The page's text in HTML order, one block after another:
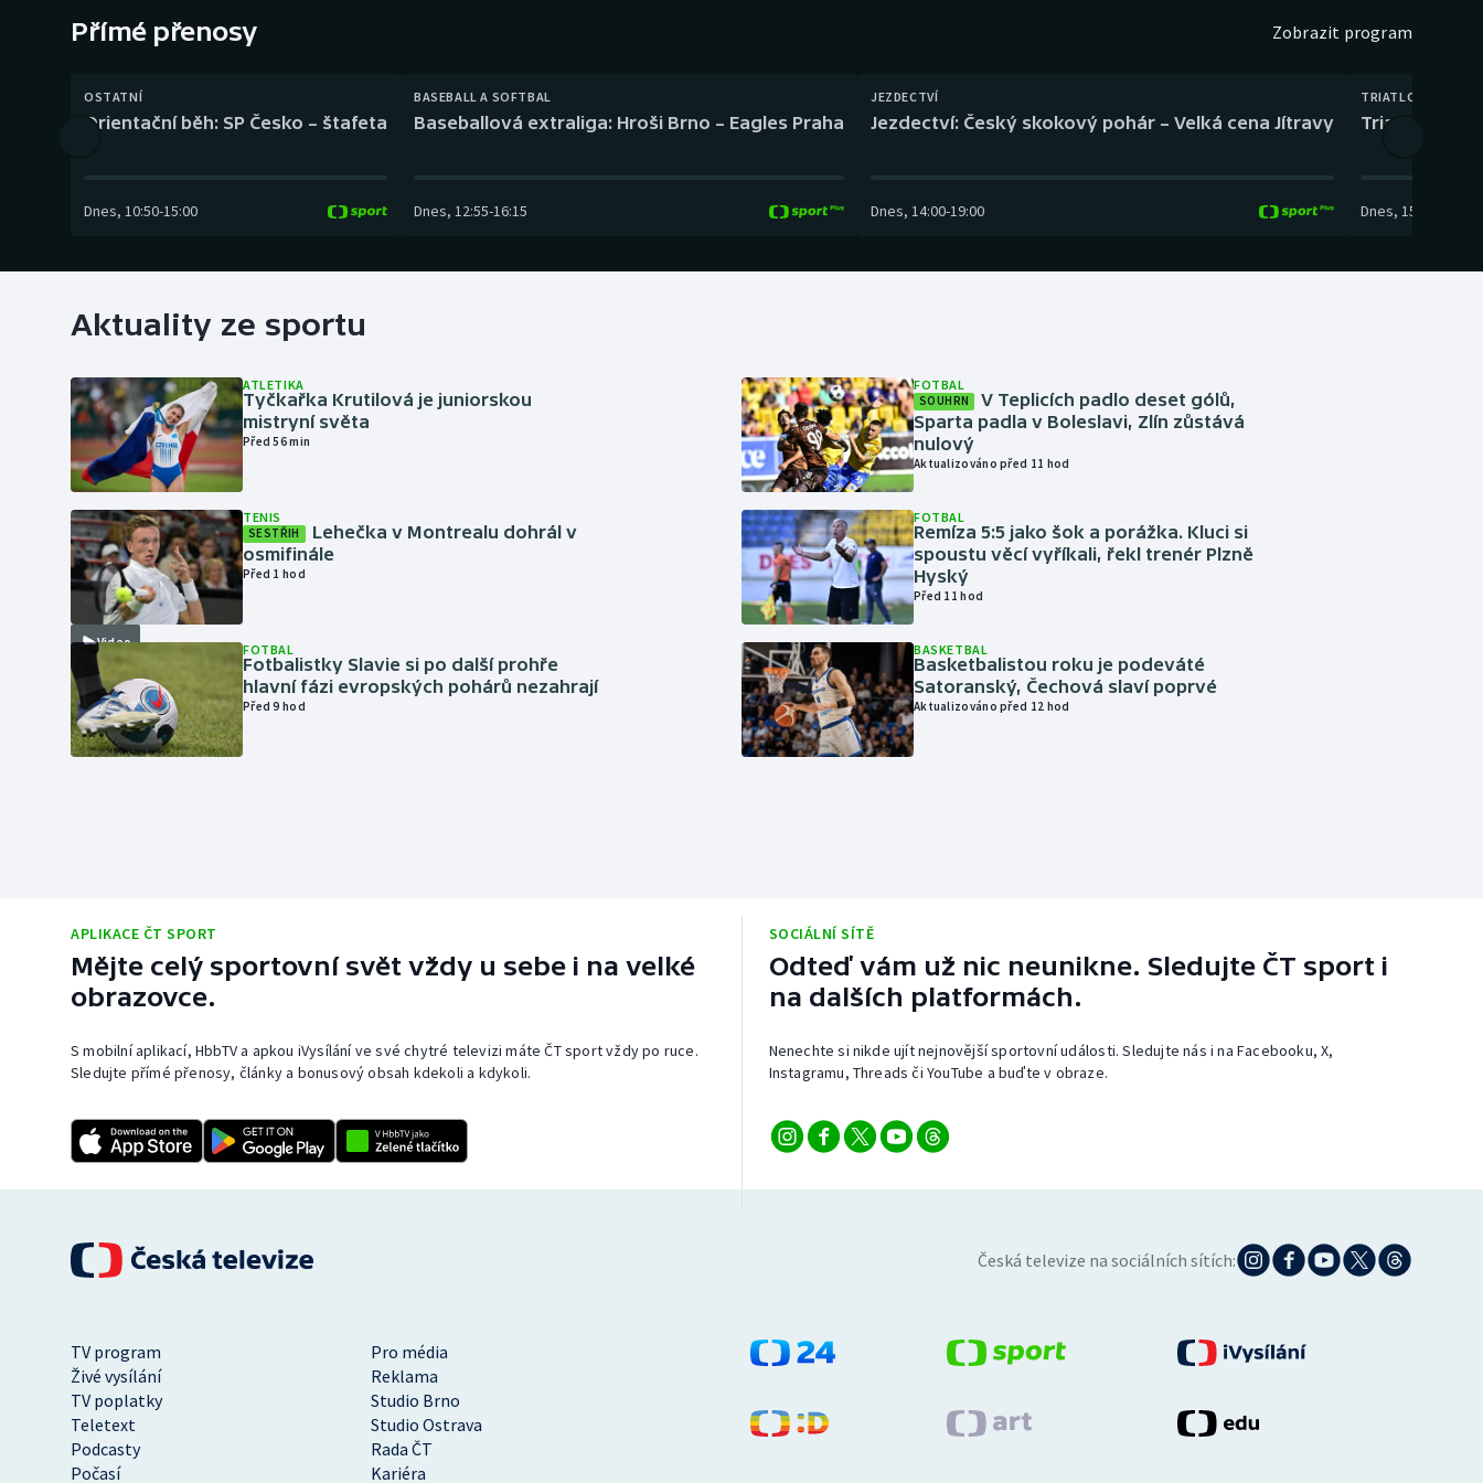
Florbal
Golf
Gymnastika
Olympijské hry
Plážový volejbal
Vodní slalom
Ostatní
Přímé přenosy Zobrazit program
OSTATNÍ
Orientační běh: SP Česko – štafeta
Dnes, 10:50-15:00
BASEBALL A SOFTBAL
Baseballová extraliga: Hroši Brno – Eagles Praha
Dnes, 12:55-16:15
JEZDECTVÍ
Jezdectví: Český skokový pohár – Velká cena Jítravy
Dnes, 14:00-19:00
TRIATLON
Triatlon:
Dnes, 15:00
Aktuality ze sportu
ATLETIKA
Tyčkařka Krutilová je juniorskou
mistryní světa
Před 56 min
Video
TENIS
SESTŘIH
Lehečka v Montrealu dohrál v
osmifinále
Před 1 hod
FOTBAL
Fotbalistky Slavie si po další prohře
hlavní fázi evropských pohárů nezahrají
Před 9 hod
FOTBAL
SOUHRN
V Teplicích padlo deset gólů,
Sparta padla v Boleslavi, Zlín zůstává
nulový
Aktualizováno před 11 hod
FOTBAL
Remíza 5:5 jako šok a porážka. Kluci si
spoustu věcí vyříkali, řekl trenér Plzně
Hyský
Před 11 hod
BASKETBAL
Basketbalistou roku je podeváté
Satoranský, Čechová slaví poprvé
Aktualizováno před 12 hod
APLIKACE ČT SPORT
Mějte celý sportovní svět vždy u sebe i na velké
obrazovce.
S mobilní aplikací, HbbTV a apkou iVysílání ve své chytré televizi máte ČT sport vždy po ruce.
Sledujte přímé přenosy, články a bonusový obsah kdekoli a kdykoli.
SOCIÁLNÍ SÍTĚ
Odteď vám už nic neunikne. Sledujte ČT sport i
na dalších platformách.
Nenechte si nikde ujít nejnovější sportovní události. Sledujte nás i na Facebooku, X,
Instagramu, Threads či YouTube a buďte v obraze.
Česká televize na sociálních sítích:
TV program
Pro média
Živé vysílání
Reklama
TV poplatky
Studio Brno
Teletext
Studio Ostrava
Podcasty
Rada ČT
Počasí
Kariéra